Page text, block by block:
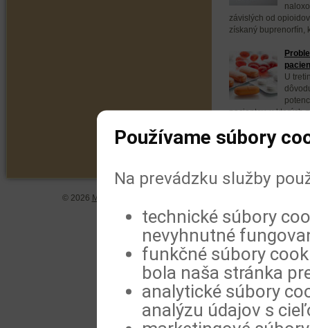
závislých od
získaný buprenorfín,
U
pacientov, u ktorých
© 2026 MeDitorial
Používame súbory
Na prevádzku služby
technické súbory
nevyhnutné
funkčné súbory
bola naša stránka
analytické súbory
analýzu údajov s